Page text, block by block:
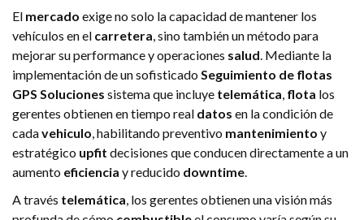
El mercado exige no solo la capacidad de mantener los
vehículos en el carretera, sino también un método para
mejorar su performance y operaciones salud. Mediante la
implementación de un sofisticado Seguimiento de flotas
GPS Soluciones sistema que incluye telemática, flota los
gerentes obtienen en tiempo real datos en la condición de
cadavehiculo, habilitando preventivo mantenimiento y
estratégico upfit decisiones que conducen directamente a un
aumento eficiencia y reducido downtime.
A través telemática, los gerentes obtienen una visión más